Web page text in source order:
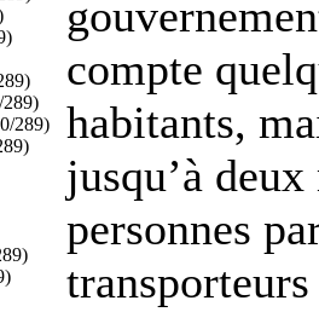
289)
compte
habitants,
jusqu’à
personnes